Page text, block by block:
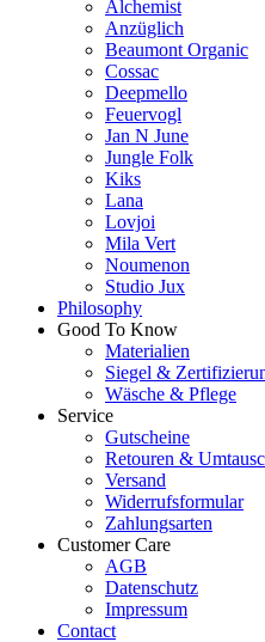
Alchemist
Anzüglich
Beaumont Organic
Cossac
Deepmello
Feuervogl
Jan N June
Jungle Folk
Kiks
Lana
Lovjoi
Mila Vert
Noumenon
Studio Jux
Philosophy
Good To Know
Materialien
Siegel &
Wäsche & Pflege
Service
Gutscheine
Retouren &
Versand
Widerrufsformular
Zahlungsarten
Customer Care
AGB
Datenschutz
Impressum
Contact